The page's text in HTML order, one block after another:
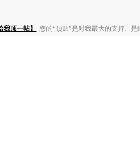
我顶一帖】 您的“顶贴”是对我最大的支持、